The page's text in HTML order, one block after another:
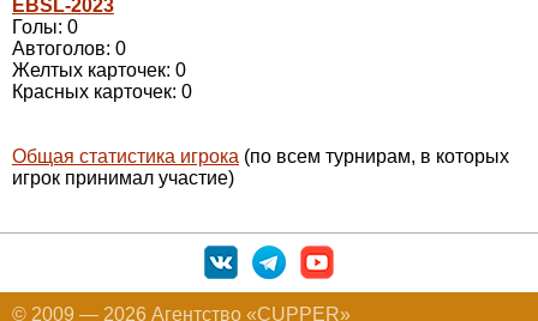
EBSL-2023
Голы: 0
Автоголов: 0
Желтых карточек: 0
Красных карточек: 0
Общая статистика игрока (по всем турнирам, в которых
игрок принимал участие)
© 2009 — 2026 Агентство «CUPPER»